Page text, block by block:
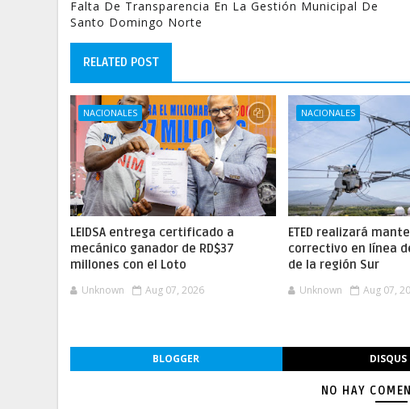
Falta De Transparencia En La Gestión Municipal De
Santo Domingo Norte
RELATED POST
NACIONALES
LEIDSA entrega certificado a
mecánico ganador de RD$37
millones con el Loto
Unknown Aug 07, 2026
NACIONALES
ETED realizará
correctivo en línea
de la región Sur
Unknown Aug 07,
BLOGGER DISQUS
NO HAY